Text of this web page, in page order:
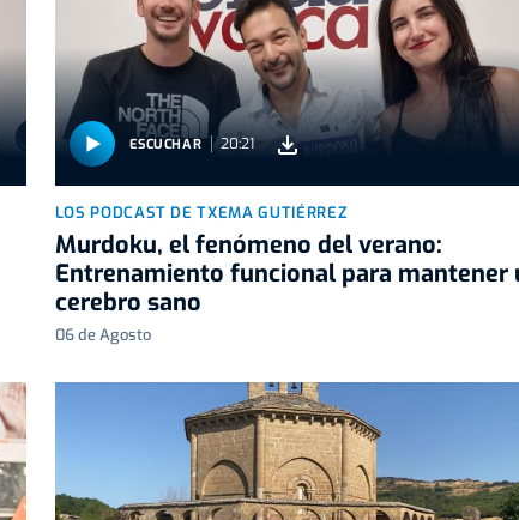
ESCUCHAR 20:21
LOS PODCAST DE TXEMA GUTIÉRREZ
Murdoku, el fenómeno del verano:
Entrenamiento funcional para mantener
cerebro sano
06 de Agosto